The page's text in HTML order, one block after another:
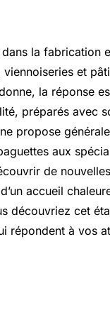
la fabrication
et
la réponse
préparés avec
propose
aux
de
accueil
découvriez cet
répondent à vos